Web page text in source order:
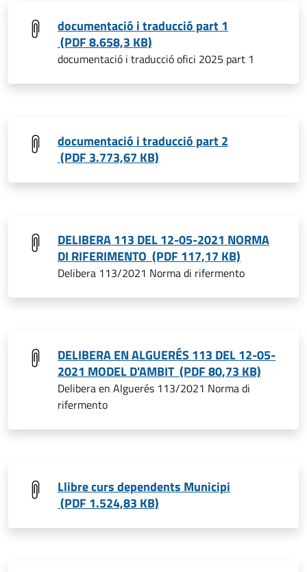
documentació i traducció part 1
(PDF 8.658,3 KB)
documentació i traducció ofici 2025 part 1
documentació i traducció part 2
(PDF 3.773,67 KB)
DELIBERA 113 DEL 12-05-2021 NORMA
DI RIFERIMENTO (PDF 117,17 KB)
Delibera 113/2021 Norma di rifermento
DELIBERA EN ALGUERÉS 113 DEL 12-05-
2021 MODEL D'AMBIT (PDF 80,73 KB)
Delibera en Alguerés 113/2021 Norma di
rifermento
Llibre curs dependents Municipi
(PDF 1.524,83 KB)